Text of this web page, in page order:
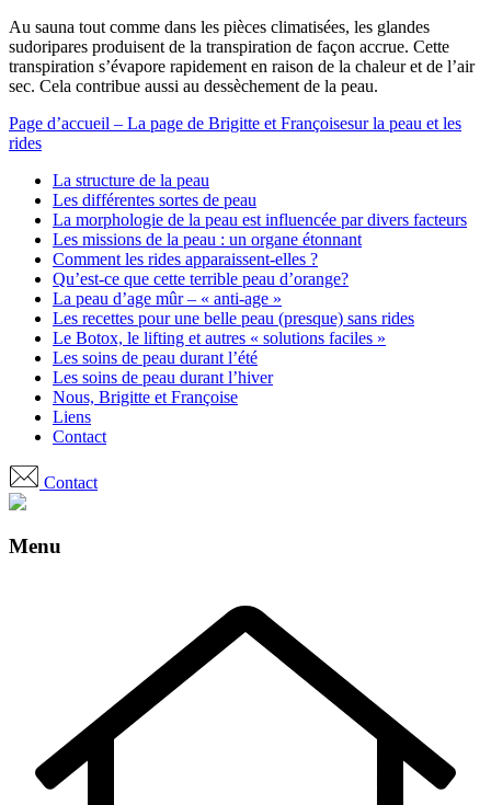
Au sauna tout comme dans les pièces climatisées, les glandes
sudoripares produisent de la transpiration de façon accrue. Cette
transpiration s’évapore rapidement en raison de la chaleur et de l’air
sec. Cela contribue aussi au dessèchement de la peau.
Page d’accueil – La page de Brigitte et Françoisesur la peau et les
rides
La structure de la peau
Les différentes sortes de peau
La morphologie de la peau est influencée par divers facteurs
Les missions de la peau : un organe étonnant
Comment les rides apparaissent-elles ?
Qu’est-ce que cette terrible peau d’orange?
La peau d’age mûr – « anti-age »
Les recettes pour une belle peau (presque) sans rides
Le Botox, le lifting et autres « solutions faciles »
Les soins de peau durant l’été
Les soins de peau durant l’hiver
Nous, Brigitte et Françoise
Liens
Contact
Contact
Menu